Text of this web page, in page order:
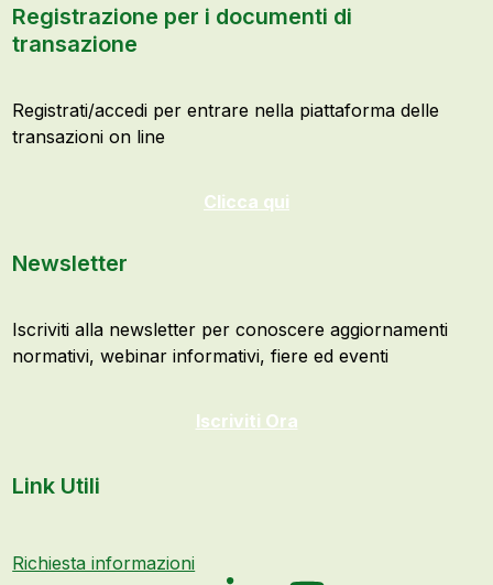
Registrazione per i documenti di
transazione
Registrati/accedi per entrare nella piattaforma delle
transazioni on line
Clicca qui
Newsletter
Iscriviti alla newsletter per conoscere aggiornamenti
normativi, webinar informativi, fiere ed eventi
Iscriviti Ora
Link Utili
Richiesta informazioni